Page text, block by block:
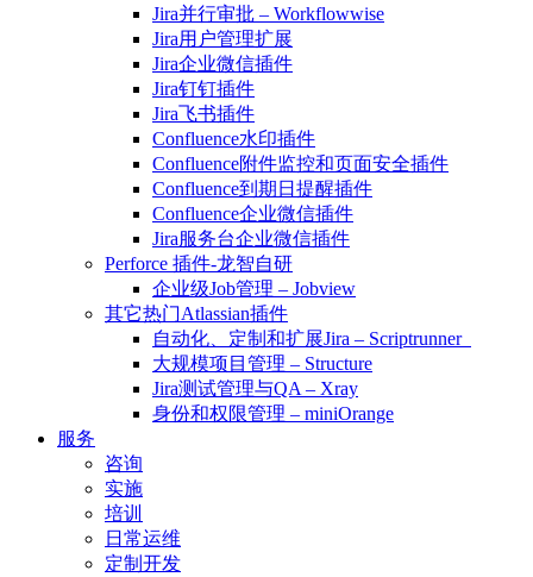
Jira并行审批 – Workflowwise
Jira用户管理扩展
Jira企业微信插件
Jira钉钉插件
Jira飞书插件
Confluence水印插件
Confluence附件监控和页面安全插件
Confluence到期日提醒插件
Confluence企业微信插件
Jira服务台企业微信插件
Perforce 插件-龙智自研
企业级Job管理 – Jobview
其它热门Atlassian插件
自动化、定制和扩展Jira – Scriptrunner
大规模项目管理 – Structure
Jira测试管理与QA – Xray
身份和权限管理 – miniOrange
服务
咨询
实施
培训
日常运维
定制开发